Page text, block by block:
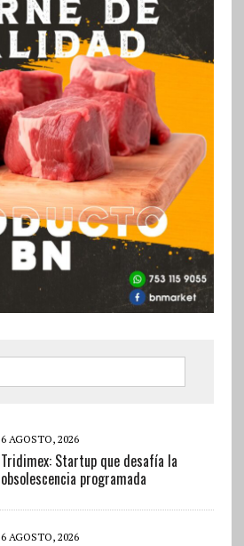
6 AGOSTO, 2026
Tridimex: Startup que desafía la
obsolescencia programada
6 AGOSTO, 2026